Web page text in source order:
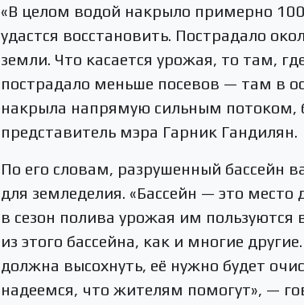
«В целом водой накрыло примерно
удастся восстановить. Пострадало
земли. Что касается урожая, то там,
пострадало меньше посевов — там в
накрыла напрямую сильным потоком,
представитель мэра Гарник Гандилян.
По его словам, разрушенный бассейн
для земледелия. «Бассейн — это
в сезон полива урожая им пользуются
из этого бассейна, как и многие
должна высохнуть, её нужно будет
надеемся, что жителям помогут», —